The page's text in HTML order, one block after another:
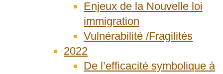
Enjeux de la Nouvelle loi
immigration
Vulnérabilité /Fragilités
2022
De l’efficacité symbolique à